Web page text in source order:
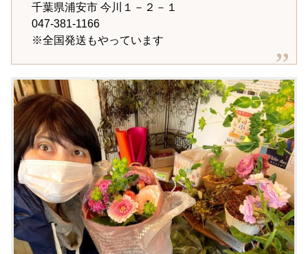
千葉県浦安市 今川１－２－１
047-381-1166
※全国発送もやっています